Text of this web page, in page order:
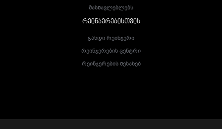
Მასწავლებლებს
ᲠᲔᲘᲜᲯᲔᲠᲔᲑᲘᲡᲗᲕᲘᲡ
Გახდი Რეინჯერი
Რეინჯერების Ცენტრი
Რეინჯერების Შესახებ